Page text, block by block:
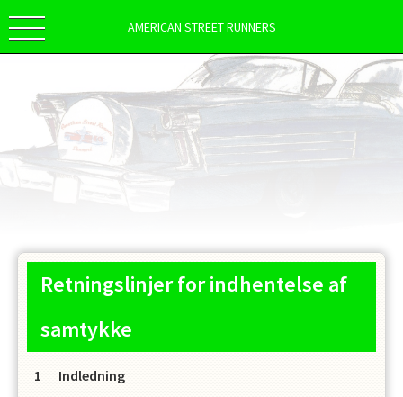
AMERICAN STREET RUNNERS
Retningslinjer for indhentelse af
samtykke
Indledning